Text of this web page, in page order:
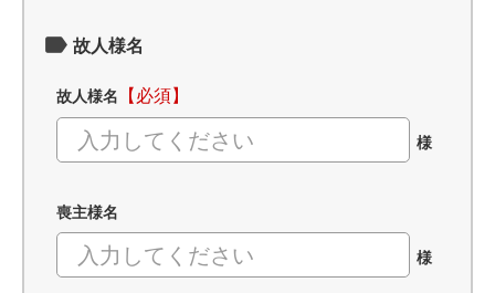
故人様名
故人様名 【必須】
様
喪主様名
様